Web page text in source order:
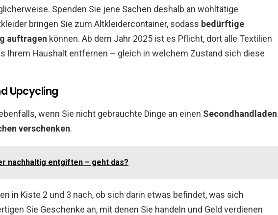
Spenden Sie jene Sachen deshalb an wohltätige
bringen Sie zum Altkleidercontainer, sodass bedürftige
auftragen können. Ab dem Jahr 2025 ist es Pflicht, dort alle Textilien
Ihrem Haushalt entfernen – gleich in welchem Zustand sich diese
Upcycling
wenn Sie nicht gebrauchte Dinge an einen Secondhandladen
verschenken.
nachhaltig entgiften – geht das?
in Kiste 2 und 3 nach, ob sich darin etwas befindet, was sich
Sie Geschenke an, mit denen Sie handeln und Geld verdienen